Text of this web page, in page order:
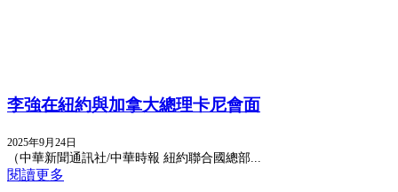
李強在紐約與加拿大總理卡尼會面
2025年9月24日
（中華新聞通訊社/中華時報 紐約聯合國總部...
閱讀更多